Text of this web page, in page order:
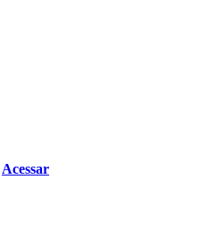
Acessar